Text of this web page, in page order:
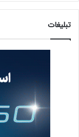
تبلیغات